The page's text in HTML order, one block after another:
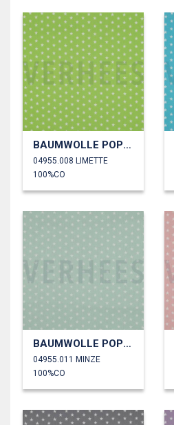
BAUMWOLLE POPELINE KLEINE STERNE
04955.008 LIMETTE
100%CO
BAUMWOLLE POPELINE KLEINE STERNE
04955.011 MINZE
100%CO